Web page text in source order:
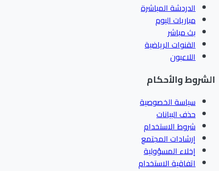
الدردشة المباشرة
مباريات اليوم
بث مباشر
القنوات الرياضية
اللاعبون
والأحكام
سياسة الخصوصية
حذف البيانات
شروط الاستخدام
إرشادات المجتمع
إخلاء المسؤولية
اتفاقية الاستخدام